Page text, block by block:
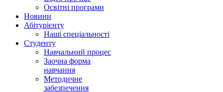
Освітні програми
Hовини
Абітурієнту
Наші спеціальності
Студенту
Навчальний процес
Заочна форма
навчання
Методичне
забезпечення